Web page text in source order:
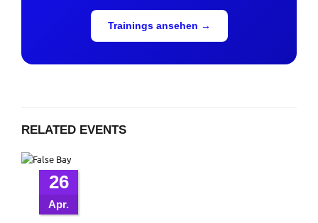
Trainings ansehen →
RELATED EVENTS
26
Apr.